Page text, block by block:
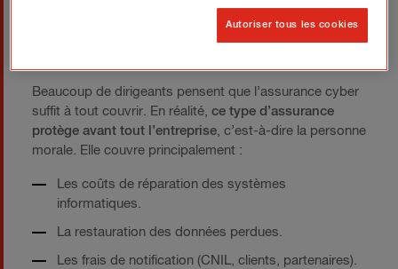
L’assurance cyber : une protection
indispensable… mais partielle
Beaucoup de dirigeants pensent que l’assurance cyber
suffit à tout couvrir. En réalité, ce type d’assurance
protège avant tout l’entreprise, c’est-à-dire la personne
morale. Elle couvre principalement :
Les coûts de réparation des systèmes
informatiques.
La restauration des données perdues.
Les frais de notification (CNIL, clients, partenaires).
Autoriser tous les cookies